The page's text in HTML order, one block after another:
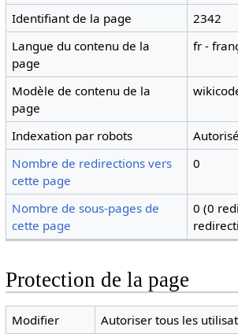
Identifiant de la page
2342
Langue du contenu de la
page
fr -
Modèle de contenu de la
page
Indexation par robots
Nombre de redirections vers
cette page
0
Nombre de sous-pages de
cette page
0 (0
Protection de la page
Modifier
Autoriser tous les